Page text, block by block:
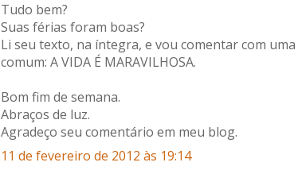
Tudo bem?
Suas férias foram boas?
Li seu texto, na íntegra, e vou comentar com
comum: A VIDA É MARAVILHOSA.
Bom fim de semana.
Abraços de luz.
Agradeço seu comentário em meu blog.
11 de fevereiro de 2012 às 19:14